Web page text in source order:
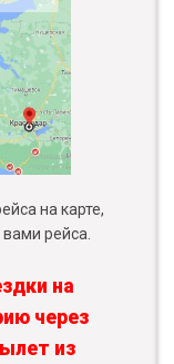
на карте,
рейса.
на
через
из